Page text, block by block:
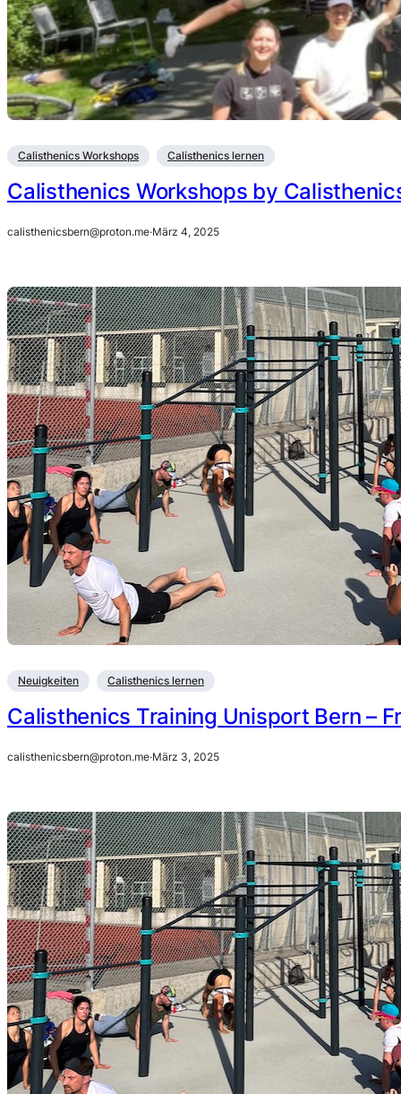
Calisthenics Workshops Calisthenics lernen
Calisthenics Workshops by
calisthenicsbern@proton.me·März 4, 2025
Neuigkeiten Calisthenics lernen
Calisthenics Training Unisport Bern –
calisthenicsbern@proton.me·März 3, 2025